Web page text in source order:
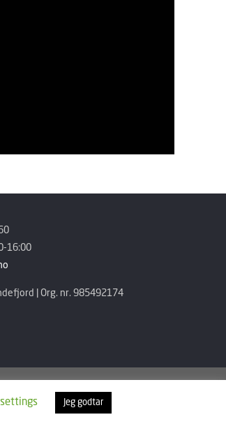
16:00
| Org. nr. 985492174
settings Jeg godtar